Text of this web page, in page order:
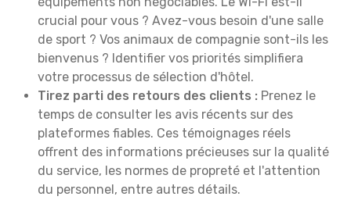
crucial pour vous ? Avez-vous besoin d'une salle
de sport ? Vos animaux de compagnie sont-ils les
bienvenus ? Identifier vos priorités simplifiera
votre processus de sélection d'hôtel.
Tirez parti des retours des clients : Prenez le
temps de consulter les avis récents sur des
plateformes fiables. Ces témoignages réels
offrent des informations précieuses sur la qualité
du service, les normes de propreté et l'attention
du personnel, entre autres détails.